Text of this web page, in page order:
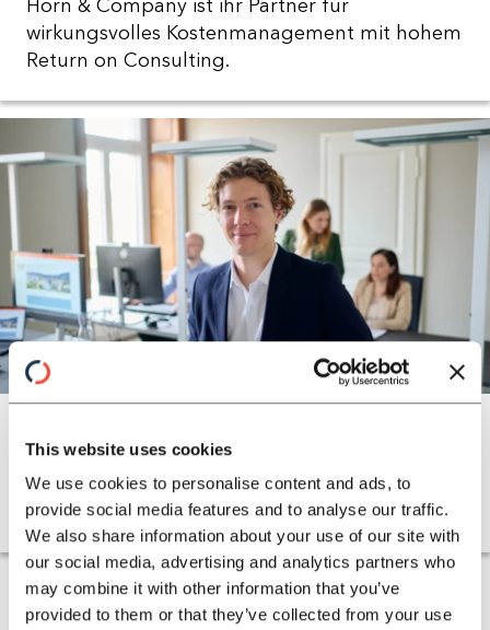
This website uses cookies
We use cookies to personalise content and ads, to
provide social media features and to analyse our traffic.
We also share information about your use of our site with
our social media, advertising and analytics partners who
may combine it with other information that you’ve
provided to them or that they’ve collected from your use
Horn & Company ist ihr Partner für
wirkungsvolles Kostenmanagement mit hohem
Return on Consulting.
KOMPETENZ FÜR SCHADENVERSICHERUNG
Wir unterstützen Sie bei der strategischen
Steuerung Ihrer operativen Kernbereiche und
heben Ihre Effizienzpotenziale.
Vertrieb